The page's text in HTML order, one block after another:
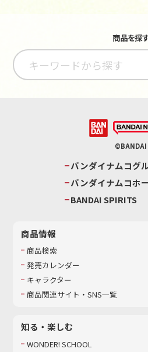
商品を探
©BANDAI
バンダイナムコグ
バンダイナムコホ
BANDAI SPIRITS
商品情報
商品検索
発売カレンダー
キャラクター
商品関連サイト・SNS一覧
知る・楽しむ
WONDER! SCHOOL